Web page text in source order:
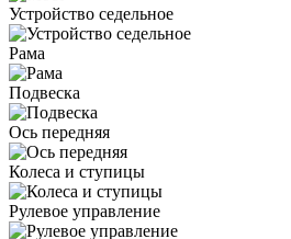
Устройство седельное
Рама
Подвеска
Ось передняя
Колеса и ступицы
Рулевое управление